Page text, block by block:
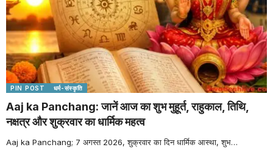
PIN POST धर्म-संस्कृति
Aaj ka Panchang: जानें आज का शुभ मुहूर्त, राहुकाल, तिथि,
नक्षत्र और शुक्रवार का धार्मिक महत्व
Aaj ka Panchang; 7 अगस्त 2026, शुक्रवार का दिन धार्मिक आस्था, शुभ…